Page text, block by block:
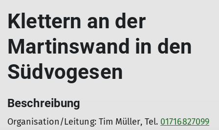
Klettern an der
Martinswand in den
Südvogesen
Beschreibung
Organisation/Leitung: Tim Müller, Tel. 01716827099